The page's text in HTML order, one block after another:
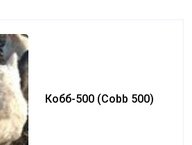
Кобб-500 (Cobb 500)